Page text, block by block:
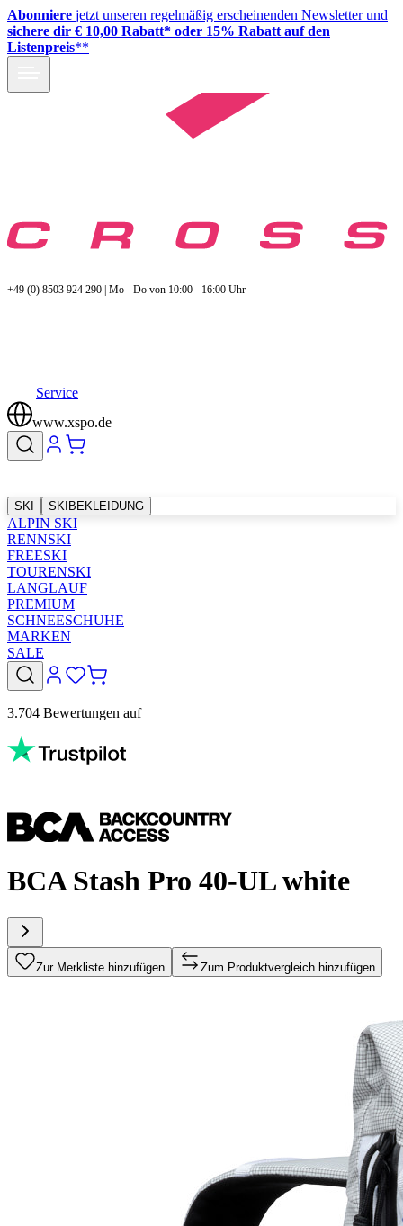
Abonniere jetzt unseren regelmäßig erscheinenden Newsletter und
sichere dir € 10,00 Rabatt* oder 15% Rabatt auf den
Listenpreis**
+49 (0) 8503 924 290 | Mo - Do von 10:00 - 16:00 Uhr
Service
www.xspo.de
SKI SKIBEKLEIDUNG
ALPIN SKI
RENNSKI
FREESKI
TOURENSKI
LANGLAUF
PREMIUM
SCHNEESCHUHE
MARKEN
SALE
3.704 Bewertungen auf
BCA Stash Pro 40-UL white
Zur Merkliste hinzufügen Zum Produktvergleich hinzufügen